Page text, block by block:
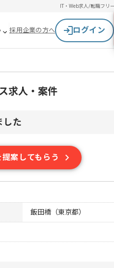
IT・Web求人/転職フリ
採用企業の方へ ログイン
求人・案件
した
案してもらう
飯田橋（東京都）